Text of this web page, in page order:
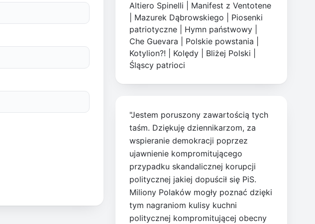
Altiero Spinelli
Manifest z Ventotene
Mazurek Dąbrowskiego
Piosenki
patriotyczne
Hymn państwowy
Che Guevara
Polskie powstania
Kotylion?!
Kolędy Bliżej Polski
Śląscy patrioci
"Jestem poruszony zawartością tych
taśm. Dziękuję dziennikarzom, za
wspieranie demokracji poprzez
ujawnienie kompromitującego
przypadku skandalicznej korupcji
politycznej jakiej dopuścił się PiS.
Miliony Polaków mogły poznać dzięki
tym nagraniom kulisy kuchni
politycznej kompromitującej obecny